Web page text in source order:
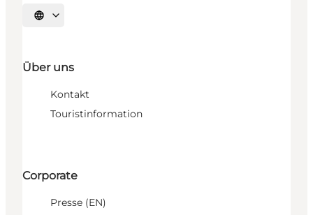
Sprache auswählen
Über uns
Kontakt
Touristinformation
Corporate
Presse (EN)